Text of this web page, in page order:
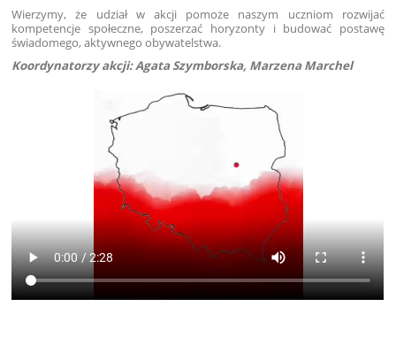
Wierzymy, że udział w akcji pomoże naszym uczniom rozwijać
kompetencje społeczne, poszerzać horyzonty i budować postawę
świadomego, aktywnego obywatelstwa.
Koordynatorzy akcji: Agata Szymborska, Marzena Marchel